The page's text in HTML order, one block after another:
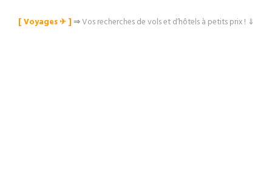
[ Voyages ✈︎ ]⇒Vos recherches de vols et d’hôtels à petits prix ! ⇓